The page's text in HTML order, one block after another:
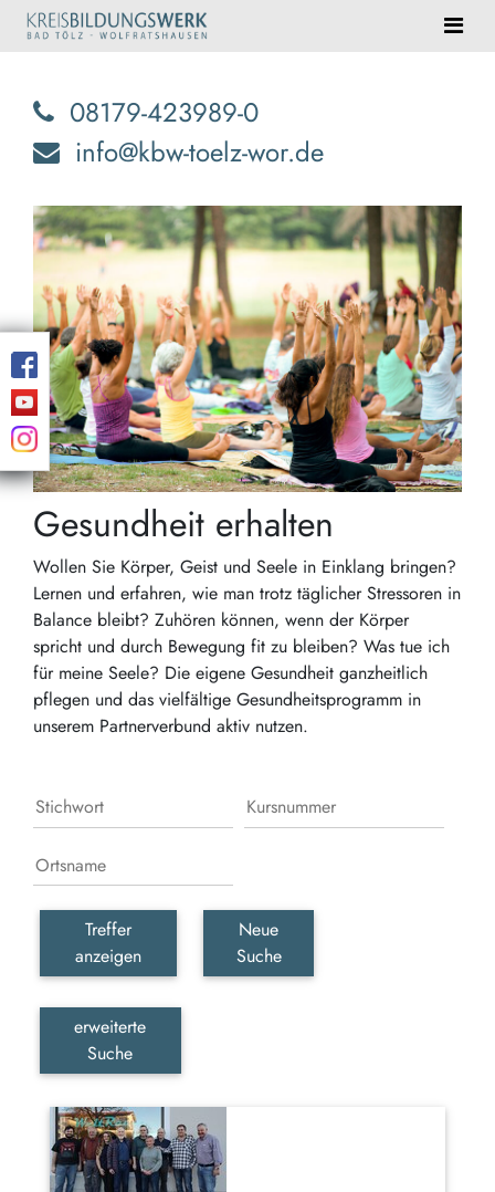
08179-423989-0
info@kbw-toelz-wor.de
Gesundheit erhalten
Wollen Sie Körper, Geist und Seele in Einklang bringen?
Lernen und erfahren, wie man trotz täglicher Stressoren in
Balance bleibt? Zuhören können, wenn der Körper
spricht und durch Bewegung fit zu bleiben? Was tue ich
für meine Seele? Die eigene Gesundheit ganzheitlich
pflegen und das vielfältige Gesundheitsprogramm in
unserem Partnerverbund aktiv nutzen.
Treffer
anzeigen
Neue
Suche
erweiterte
Suche